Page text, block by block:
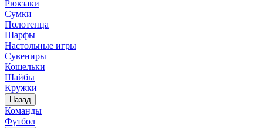
Рюкзаки
Сумки
Полотенца
Шарфы
Настольные игры
Сувениры
Кошельки
Шайбы
Кружки
Назад
Команды
Футбол